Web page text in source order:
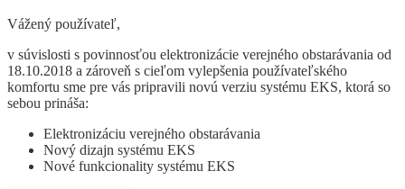
Vážený používateľ,
v súvislosti s povinnosťou elektronizácie verejného obstarávania od
18.10.2018 a zároveň s cieľom vylepšenia používateľského
komfortu sme pre vás pripravili novú verziu systému EKS, ktorá so
sebou prináša:
Elektronizáciu verejného obstarávania
Nový dizajn systému EKS
Nové funkcionality systému EKS